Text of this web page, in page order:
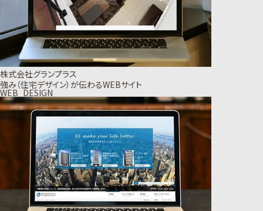
株式会社グランプラス
強み（住宅デザイン）が伝わるWEBサイト
WEB_DESIGN